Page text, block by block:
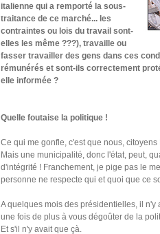
italienne qui a remporté la sous-
traitance de ce marché... les
contraintes ou lois du travail sont-
elles les même ???), travaille ou
fasser travailler des gens dans ces
rémunérés et sont-ils correctement
elle informée ?
Quelle foutaise la politique !
Ce qui me gonfle, c'est que nous,
Mais une municipalité, donc l'état, peut,
d'intégrité ! Franchement, je pige pas le
personne ne respecte qui et quoi que ce
A quelques mois des présidentielles, il
une fois de plus à vous dégoûter de la
Et s'il n'y avait que çà.